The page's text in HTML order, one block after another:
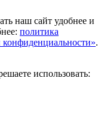
наш сайт удобнее и
политика
конфиденциальности».
использовать: